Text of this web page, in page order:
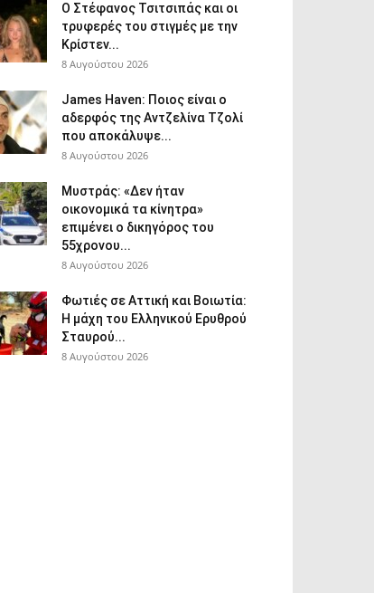
Ο Στέφανος Τσιτσιπάς και οι
τρυφερές του στιγμές με την
Κρίστεν...
8 Αυγούστου 2026
James Haven: Ποιος είναι ο
αδερφός της Αντζελίνα Τζολί
που αποκάλυψε...
8 Αυγούστου 2026
Μυστράς: «Δεν ήταν
οικονομικά τα κίνητρα»
επιμένει ο δικηγόρος του
55χρονου...
8 Αυγούστου 2026
Φωτιές σε Αττική και Βοιωτία:
Η μάχη του Ελληνικού Ερυθρού
Σταυρού...
8 Αυγούστου 2026